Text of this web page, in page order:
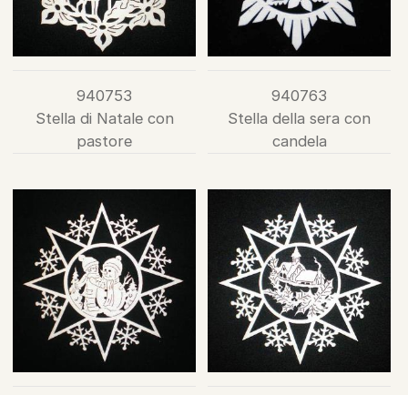
940753
Stella di Natale con
pastore
940763
Stella della sera con
candela